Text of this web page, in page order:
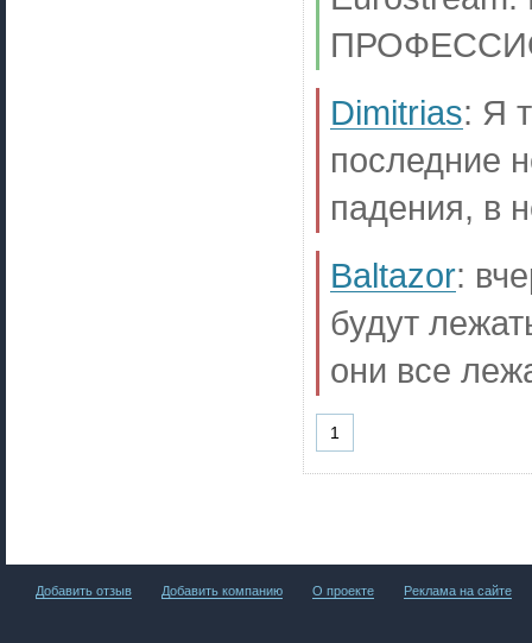
Dimitrias: Я
последние
падения, в
Baltazor:
будут
они все
1
Добавить отзыв Добавить компанию О проекте Реклама на сайте